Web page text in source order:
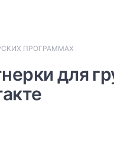
ПРОГРАММАХ
для
на группе
о монетизации